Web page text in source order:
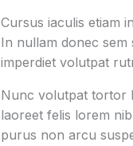
Cursus iaculis etiam in
In nullam donec sem
imperdiet volutpat
Nunc volutpat tortor
laoreet felis lorem
purus non arcu